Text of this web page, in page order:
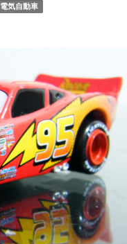
電気自動車